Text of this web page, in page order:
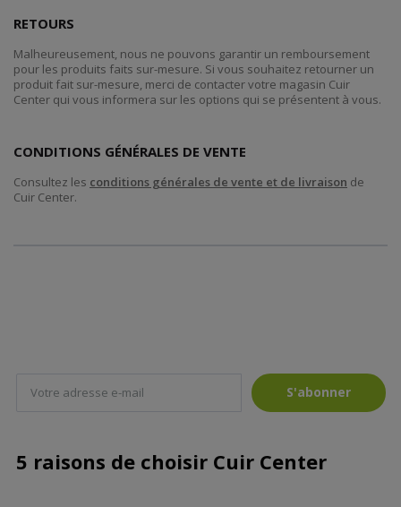
RETOURS
Malheureusement, nous ne pouvons garantir un remboursement
pour les produits faits sur-mesure. Si vous souhaitez retourner un
produit fait sur-mesure, merci de contacter votre magasin Cuir
Center qui vous informera sur les options qui se présentent à vous.
CONDITIONS GÉNÉRALES DE VENTE
Consultez les conditions générales de vente et de livraison de
Cuir Center.
S'abonner
5 raisons de choisir Cuir Center